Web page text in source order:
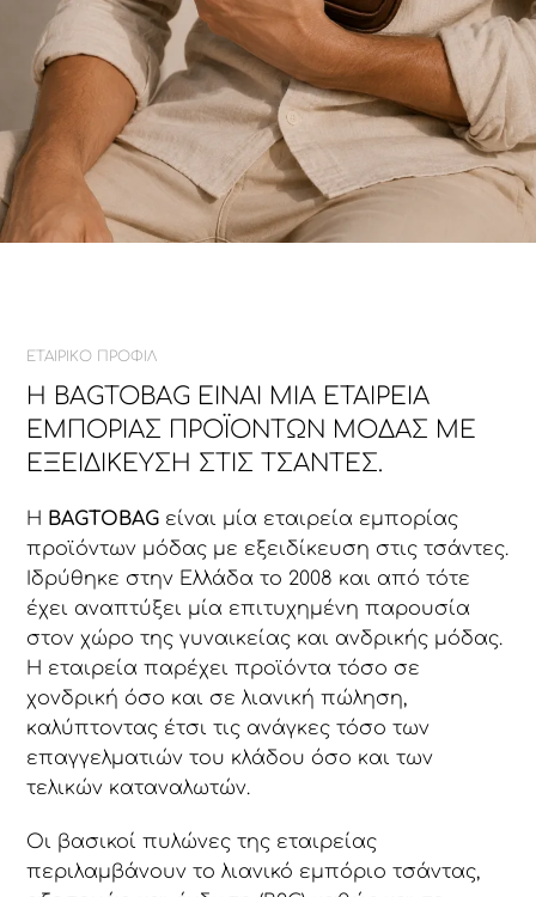
ΕΤΑΙΡΙΚΟ ΠΡΟΦΙΛ
Η BAGTOBAG ΕΊΝΑΙ ΜΊΑ ΕΤΑΙΡΕΊΑ
ΕΜΠΟΡΊΑΣ ΠΡΟΪΌΝΤΩΝ ΜΌΔΑΣ ΜΕ
ΕΞΕΙΔΊΚΕΥΣΗ ΣΤΙΣ ΤΣΆΝΤΕΣ.
Η BAGTOBAG είναι μία εταιρεία εμπορίας
προϊόντων μόδας με εξειδίκευση στις τσάντες.
Ιδρύθηκε στην Ελλάδα το 2008 και από τότε
έχει αναπτύξει μία επιτυχημένη παρουσία
στον χώρο της γυναικείας και ανδρικής μόδας.
Η εταιρεία παρέχει προϊόντα τόσο σε
χονδρική όσο και σε λιανική πώληση,
καλύπτοντας έτσι τις ανάγκες τόσο των
επαγγελματιών του κλάδου όσο και των
τελικών καταναλωτών.
Οι βασικοί πυλώνες της εταιρείας
περιλαμβάνουν το λιανικό εμπόριο τσάντας,